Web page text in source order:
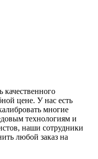
цене. У нас есть
многие
технологиям и
наши сотрудники
любой заказ на